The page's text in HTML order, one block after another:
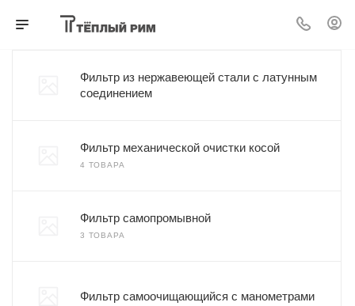
Фильтр из нержавеющей стали с латунным
соединением
Фильтр механической очистки косой
4 ТОВАРА
Фильтр самопромывной
3 ТОВАРА
Фильтр самоочищающийся с манометрами